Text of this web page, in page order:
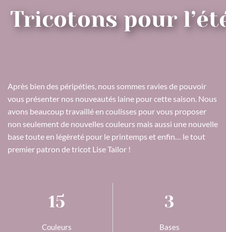
Tricotons pour
Après bien des péripéties, nous sommes ravies de pouvoir
vous présenter nos nouveautés laine pour cette saison. Nous
avons beaucoup travaillé en coulisses pour vous proposer
non seulement de nouvelles couleurs mais aussi une nouvelle
base toute en légèreté pour le printemps et enfin… le tout
premier patron de tricot Lise Tailor !
15
Couleurs
3
Bases